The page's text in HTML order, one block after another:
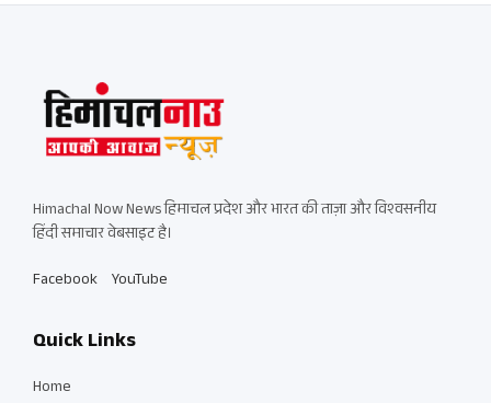
Himachal Now News हिमाचल प्रदेश और भारत की ताज़ा और विश्वसनीय
हिंदी समाचार वेबसाइट है।
Facebook YouTube
Quick Links
Home